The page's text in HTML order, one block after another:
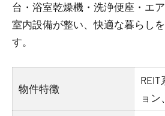
台・浴室乾燥機・洗浄便座・エ
室内設備が整い、快適な暮らし
す。
物件特徴
ョン